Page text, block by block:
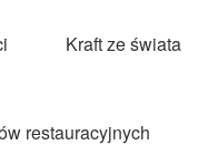
Kraft ze świata
restauracyjnych